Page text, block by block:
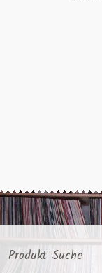
Produkt Suche